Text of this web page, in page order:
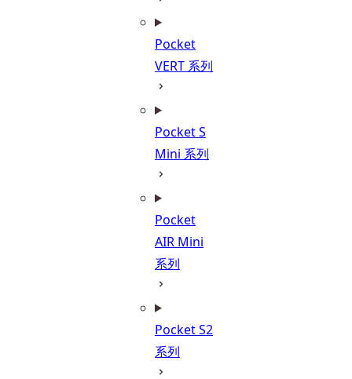
Pocket
VERT 系列
Pocket S
Mini 系列
Pocket
AIR Mini
系列
Pocket S2
系列